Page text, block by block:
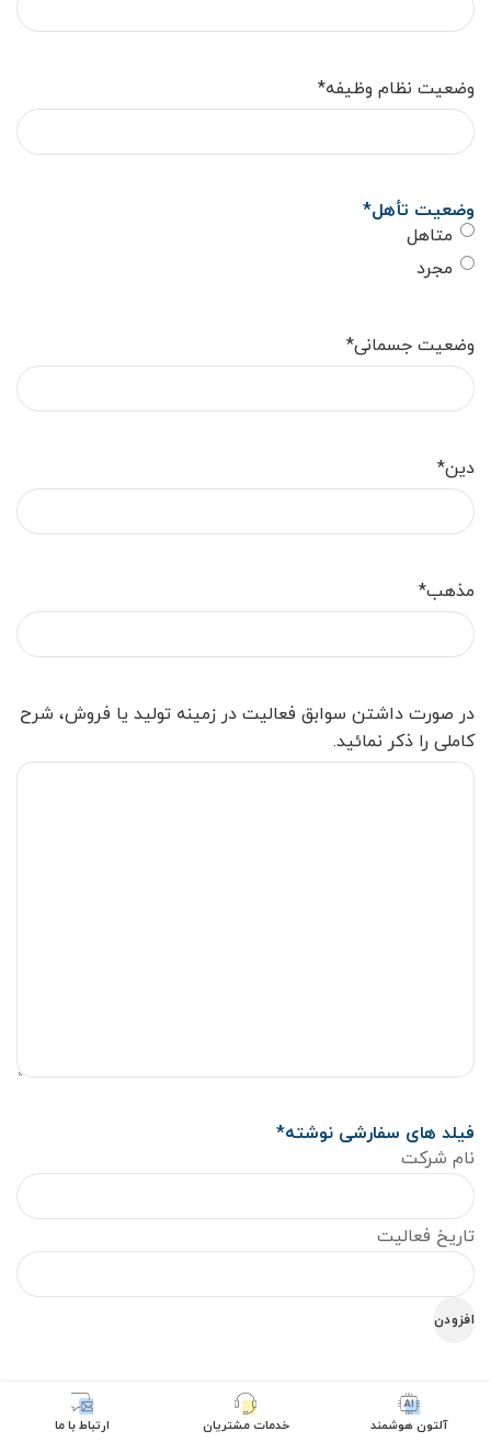
وضعیت نظام وظیفه*
وضعیت تأهل*
متاهل
مجرد
وضعیت جسمانی*
دین*
مذهب*
در صورت داشتن سوابق فعالیت در زمینه تولید یا فروش، شرح
کاملی را ذکر نمائید.
فیلد های سفارشی نوشته*
افزودن
آلتون هوشمند خدمات مشتریان ارتباط با ما